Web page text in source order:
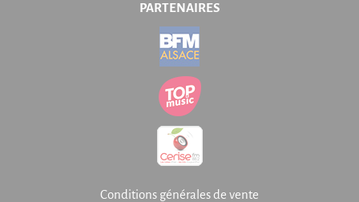
PARTENAIRES
Conditions générales de vente